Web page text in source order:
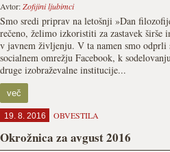
Avtor:Zofijini ljubimci
Smo sredi priprav na letošnji »Dan
rečeno, želimo izkoristiti za zastavek
v javnem življenju. V ta namen smo
socialnem omrežju Facebook, k
druge izobraževalne institucije...
več
19. 8. 2016 OBVESTILA
Okrožnica za avgust 2016